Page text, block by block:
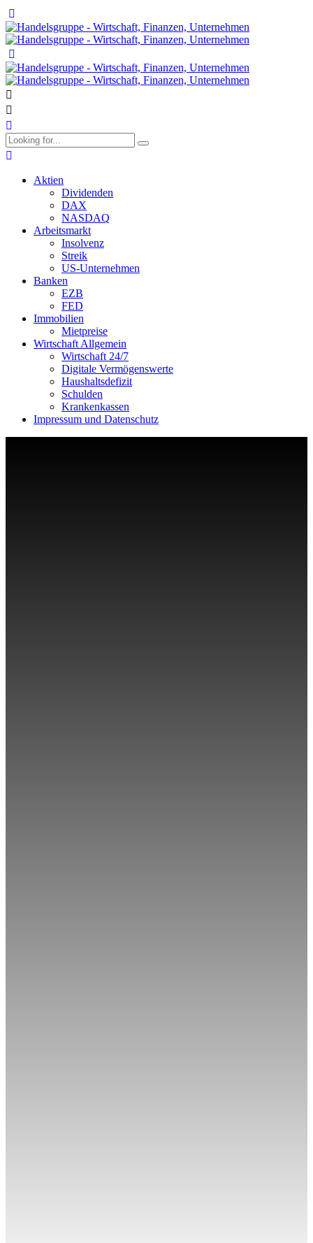
Aktien
Dividenden
DAX
NASDAQ
Arbeitsmarkt
Insolvenz
Streik
US-Unternehmen
Banken
EZB
FED
Immobilien
Mietpreise
Wirtschaft Allgemein
Wirtschaft 24/7
Digitale Vermögenswerte
Haushaltsdefizit
Schulden
Krankenkassen
Impressum und Datenschutz